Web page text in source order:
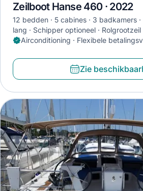
Zeilboot Hanse 460 · 2022
12 bedden 5 cabines 3 badkamers
lang
Schipper optioneel
Rolgrootzeil
Airconditioning · Flexibele
Zie